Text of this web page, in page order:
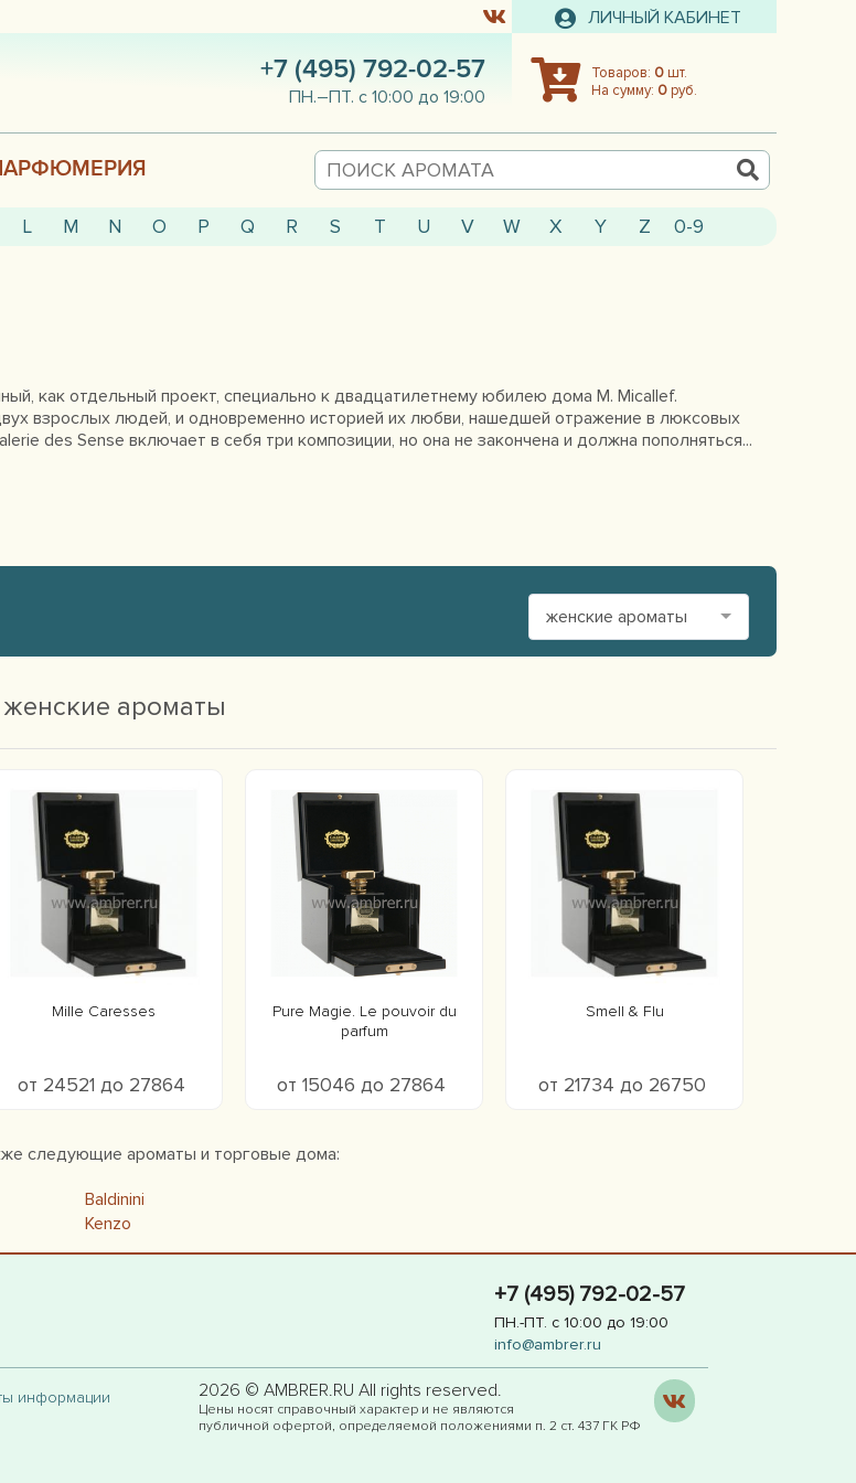
ЛИЧНЫЙ КАБИНЕТ
Товаров: 0шт.
На сумму: 0руб.
+7 (495) 792-02-57
ПН.–ПТ. с 10:00 до 19:00
L M N O P Q R S T U V W X Y Z 0-9
как отдельный проект, специально к двадцатилетнему юбилею дома M. Micallef.
взрослых людей, и одновременно историей их любви, нашедшей отражение в люксовых
des Sense включает в себя три композиции, но она не закончена и должна пополняться...
женские ароматы
женские ароматы
Mille Caresses
от 24521 до 27864
Pure Magie. Le pouvoir du
parfum
от 15046 до 27864
Smell & Flu
от 21734 до 26750
следующие ароматы и торговые дома:
Baldinini
Kenzo
+7 (495) 792-02-57
ПН.-ПТ. с 10:00 до 19:00
info@ambrer.ru
2026 © AMBRER.RU All rights reserved.
Цены носят справочный характер и не являются
публичной офертой, определяемой положениями п. 2 ст. 437 ГК РФ
информации